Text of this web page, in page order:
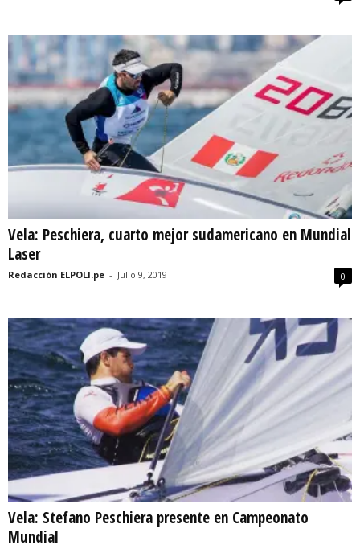
Vela: Peschiera, cuarto mejor sudamericano en Mundial
Laser
Redacción ELPOLI.pe - Julio 9, 2019 0
Vela: Stefano Peschiera presente en Campeonato
Mundial